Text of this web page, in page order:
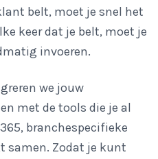
belt, moet je snel het
keer dat je belt, moet je
invoeren.
we jouw
met de tools die je al
branchespecifieke
samen. Zodat je kunt